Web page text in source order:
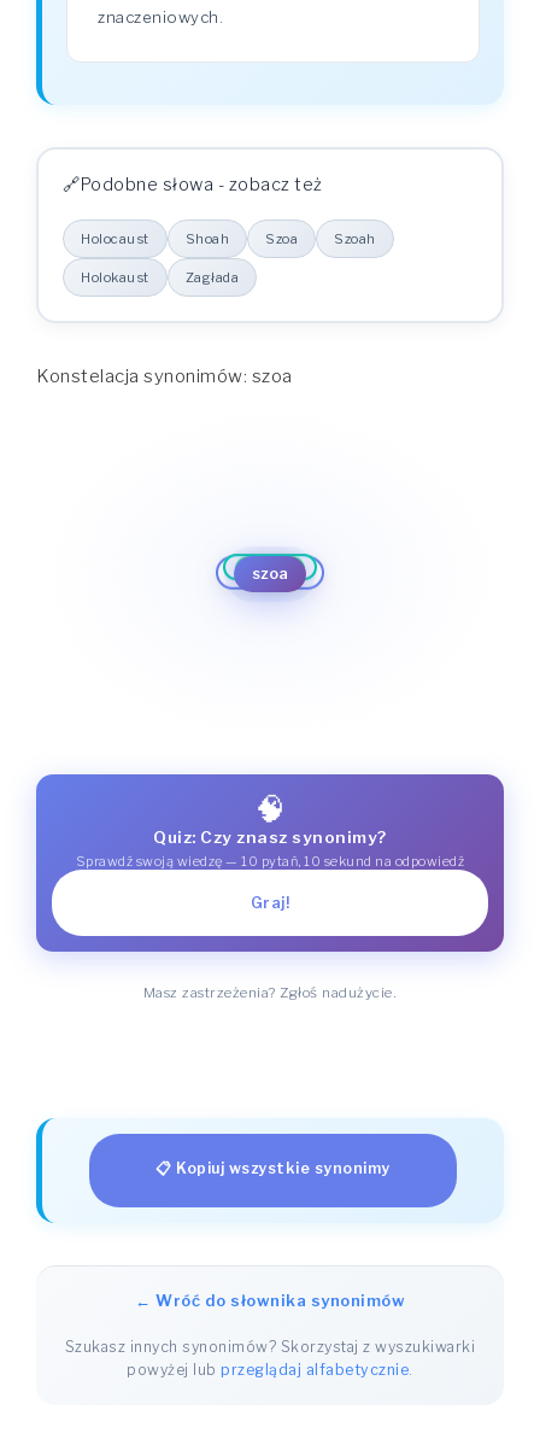
znaczeniowych.
Podobne słowa - zobacz też
Holocaust Shoah Szoa Szoah
Holokaust Zagłada
Konstelacja synonimów: szoa
szoa
Holocaust
Shoah
Holokaust
Zagłada
🧠
Quiz: Czy znasz synonimy?
Sprawdź swoją wiedzę — 10 pytań, 10 sekund na odpowiedź
Graj!
Masz zastrzeżenia? Zgłoś nadużycie.
📋 Kopiuj wszystkie synonimy
← Wróć do słownika synonimów
Szukasz innych synonimów? Skorzystaj z wyszukiwarki
powyżej lubprzeglądaj alfabetycznie